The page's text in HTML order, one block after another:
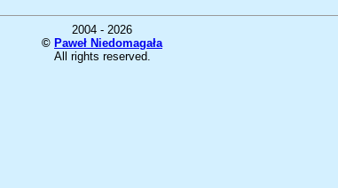
2004 - 2026
© Paweł Niedomagała
All rights reserved.